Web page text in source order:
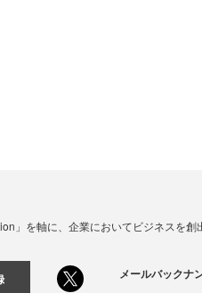
」を軸に、企業においてビジネスを
メールバッ